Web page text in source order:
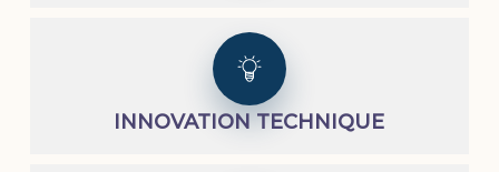
INNOVATION TECHNIQUE